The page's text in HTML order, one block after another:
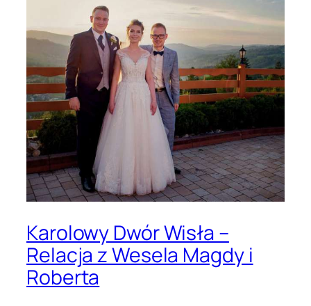
Karolowy Dwór Wisła –
Relacja z Wesela Magdy i
Roberta